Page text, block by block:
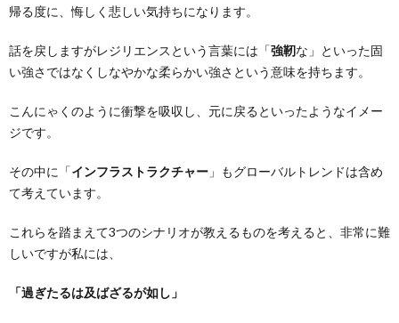
帰る度に、悔しく悲しい気持ちになります。
話を戻しますがレジリエンスという言葉には「強靭な」といった固
い強さではなくしなやかな柔らかい強さという意味を持ちます。
こんにゃくのように衝撃を吸収し、元に戻るといったようなイメー
ジです。
その中に「インフラストラクチャー 」もグローバルトレンドは含め
て考えています。
これらを踏まえて3つのシナリオが教えるものを考えると、非常に難
しいですが私には、
「過ぎたるは及ばざるが如し」